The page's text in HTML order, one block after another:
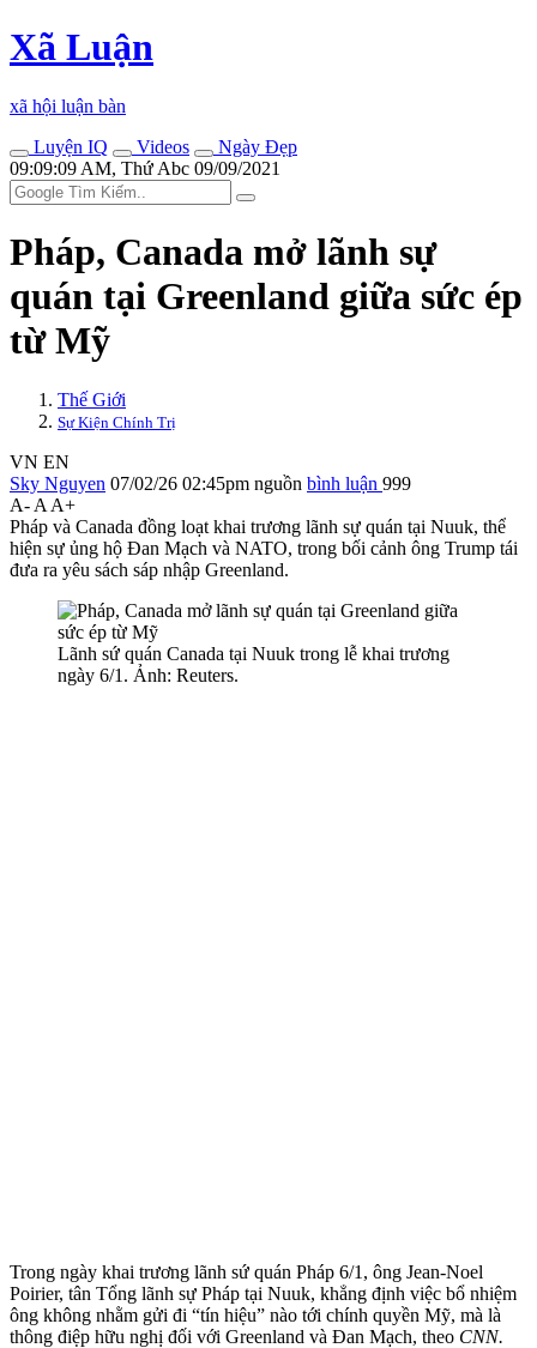
Xã Luận
xã hội luận bàn
Luyện IQ
Videos
Ngày Đẹp
09:09:09 AM, Thứ Abc 09/09/2021
Pháp, Canada mở lãnh sự
quán tại Greenland giữa sức ép
từ Mỹ
Thế Giới
Sự Kiện Chính Trị
VN EN
Sky Nguyen 07/02/26 02:45pm nguồn bình luận 999
A- A A+
Pháp và Canada đồng loạt khai trương lãnh sự quán tại Nuuk, thể
hiện sự ủng hộ Đan Mạch và NATO, trong bối cảnh ông Trump tái
đưa ra yêu sách sáp nhập Greenland.
Lãnh sứ quán Canada tại Nuuk trong lễ khai trương
ngày 6/1. Ảnh: Reuters.
Trong ngày khai trương lãnh sứ quán Pháp 6/1, ông Jean-Noel
Poirier, tân Tổng lãnh sự Pháp tại Nuuk, khẳng định việc bổ nhiệm
ông không nhằm gửi đi “tín hiệu” nào tới chính quyền Mỹ, mà là
thông điệp hữu nghị đối với Greenland và Đan Mạch, theo CNN.